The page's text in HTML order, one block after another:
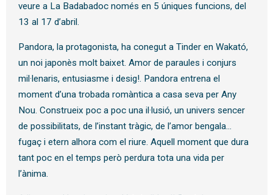
veure a La Badabadoc només en 5 úniques funcions, del
13 al 17 d’abril.
Pandora, la protagonista, ha conegut a Tinder en Wakató,
un noi japonès molt baixet. Amor de paraules i conjurs
mil·lenaris, entusiasme i desig!. Pandora entrena el
moment d’una trobada romàntica a casa seva per Any
Nou. Construeix poc a poc una il·lusió, un univers sencer
de possibilitats, de l’instant tràgic, de l’amor bengala...
fugaç i etern alhora com el riure. Aquell moment que dura
tant poc en el temps però perdura tota una vida per
l’ànima.